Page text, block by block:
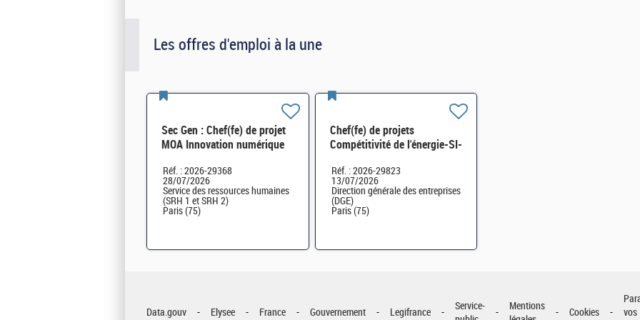
Les offres d'emploi à la une
Sec Gen : Chef(fe) de projet
MOA Innovation numérique
Réf. : 2026-29368
28/07/2026
Service des ressources humaines
(SRH 1 et SRH 2)
Paris (75)
Chef(fe) de projets
Compétitivité de l'énergie-SI-
Réf. : 2026-29823
13/07/2026
Direction générale des entreprises
(DGE)
Paris (75)
Data.gouv Elysee France Gouvernement Legifrance
Service-
Mentions
Cookies
vos